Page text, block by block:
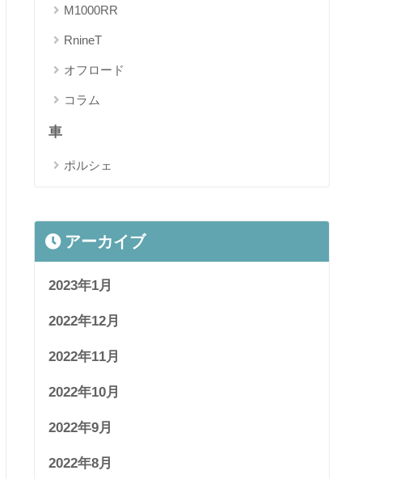
M1000RR
RnineT
オフロード
コラム
車
ポルシェ
アーカイブ
2023年1月
2022年12月
2022年11月
2022年10月
2022年9月
2022年8月